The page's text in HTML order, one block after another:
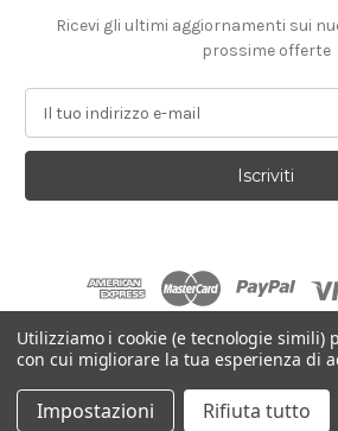
Ricevi gli ultimi aggiornamenti sui
prossime offerte
d
r
-
Con tecnologia
© 2026 Farins Frames
Utilizziamo i cookie (e tecnologie simili)
con cui migliorare la tua esperienza di
Impostazioni Rifiuta tutto